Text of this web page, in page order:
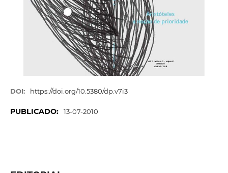
DOI: https://doi.org/10.5380/dp.v7i3
PUBLICADO: 13-07-2010